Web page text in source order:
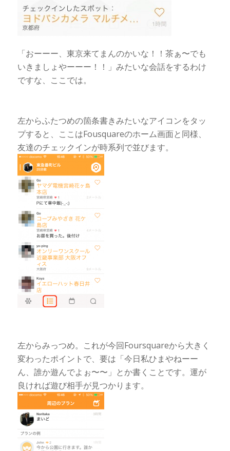
「おーーー、東京来てまんのかいな！！茶ぁ〜でも
いきましょやーーー！！」みたいな会話をするわけ
ですな、ここでは。
左からふたつめの箇条書きみたいなアイコンをタッ
プすると、ここはFousquareのホーム画面と同様、
友達のチェックインが時系列で並びます。
左からみっつめ。これが今回Foursquareから大きく
変わったポイントで、要は「今日私ひまやねーー
ん、誰か遊んでよぉ〜〜」とか書くことです。運が
良ければ遊び相手が見つかります。